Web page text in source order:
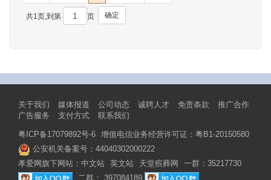
共1页,到第 页 确定
关于我们 媒体报道 公司动态 诚聘人才 免责条款
推广合作
广告服务
支付方式 联系我们
粤ICP备17079892号-6 增值电信业务经营许可证：粤B1-20150580
公安机关备案号：44040302000222
孝爱网旗下网站： 中文站 英文站 天堂殡葬网
一群：35217730
二群： 397084189